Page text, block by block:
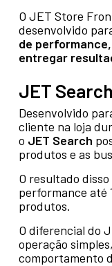
O JET Store
desenvolvido
de
entregar
JET Search
Desenvolvido
cliente na loja
o JET Search
produtos e as
O resultado
performance até
produtos.
O diferencial do
operação
comportamento